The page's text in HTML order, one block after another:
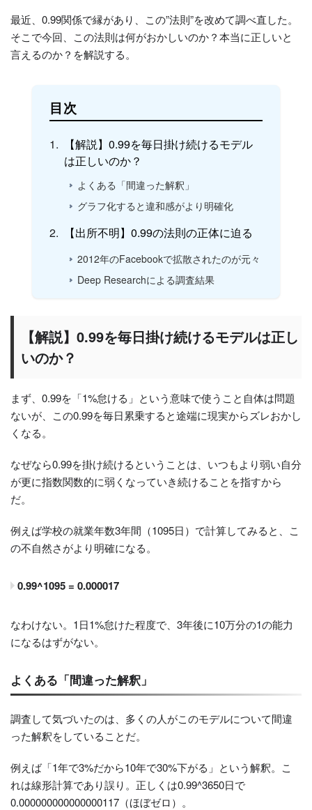
最近、0.99関係で縁があり、この”法則”を改めて調べ直した。
そこで今回、この法則は何がおかしいのか？本当に正しいと
言えるのか？を解説する。
目次
【解説】0.99を毎日掛け続けるモデル
は正しいのか？
よくある「間違った解釈」
グラフ化すると違和感がより明確化
【出所不明】0.99の法則の正体に迫る
2012年のFacebookで拡散されたのが元々
Deep Researchによる調査結果
【解説】0.99を毎日掛け続けるモデルは正し
いのか？
まず、0.99を「1%怠ける」という意味で使うこと自体は問題
ないが、この0.99を毎日累乗すると途端に現実からズレおかし
くなる。
なぜなら0.99を掛け続けるということは、いつもより弱い自分
が更に指数関数的に弱くなっていき続けることを指すから
だ。
例えば学校の就業年数3年間（1095日）で計算してみると、こ
の不自然さがより明確になる。
0.99^1095 = 0.000017
なわけない。1日1%怠けた程度で、3年後に10万分の1の能力
になるはずがない。
よくある「間違った解釈」
調査して気づいたのは、多くの人がこのモデルについて間違
った解釈をしていることだ。
例えば「1年で3%だから10年で30%下がる」という解釈。こ
れは線形計算であり誤り。正しくは0.99^3650日で
0.000000000000000117（ほぼゼロ）。